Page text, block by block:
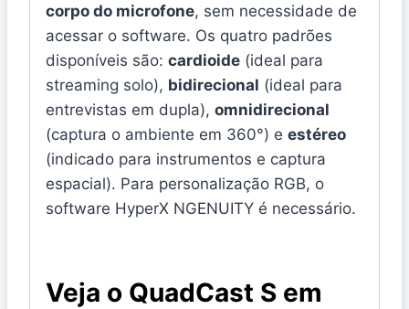
corpo do microfone, sem necessidade de
acessar o software. Os quatro padrões
disponíveis são: cardioide (ideal para
streaming solo), bidirecional (ideal para
entrevistas em dupla), omnidirecional
(captura o ambiente em 360°) e estéreo
(indicado para instrumentos e captura
espacial). Para personalização RGB, o
software HyperX NGENUITY é necessário.
Veja o QuadCast S em